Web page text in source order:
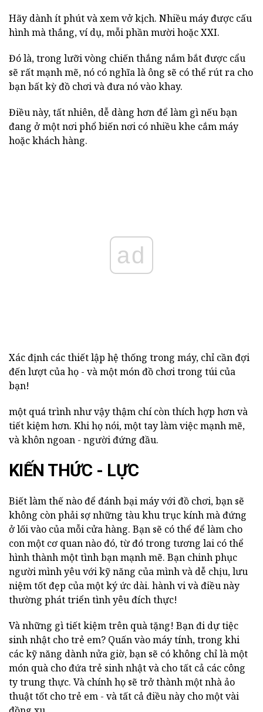
Hãy dành ít phút và xem vở kịch. Nhiều máy được cấu
hình mà thắng, ví dụ, mỗi phần mười hoặc XXI.
Đó là, trong lưỡi vòng chiến thắng nắm bắt được cẩu
sẽ rất mạnh mẽ, nó có nghĩa là ông sẽ có thể rút ra cho
bạn bất kỳ đồ chơi và đưa nó vào khay.
Điều này, tất nhiên, dễ dàng hơn để làm gì nếu bạn
đang ở một nơi phổ biến nơi có nhiều khe cắm máy
hoặc khách hàng.
ad
Xác định các thiết lập hệ thống trong máy, chỉ cần đợi
đến lượt của họ - và một món đồ chơi trong túi của
bạn!
một quá trình như vậy thậm chí còn thích hợp hơn và
tiết kiệm hơn. Khi họ nói, một tay làm việc mạnh mẽ,
và khôn ngoan - người đứng đầu.
KIẾN THỨC - LỰC
Biết làm thế nào để đánh bại máy với đồ chơi, bạn sẽ
không còn phải sợ những tàu khu trục kính mà đứng
ở lối vào của mỗi cửa hàng. Bạn sẽ có thể để làm cho
con một cơ quan nào đó, từ đó trong tương lai có thể
hình thành một tình bạn mạnh mẽ. Bạn chinh phục
người mình yêu với kỹ năng của mình và dễ chịu, lưu
niệm tốt đẹp của một ký ức dài. hành vi và điều này
thường phát triển tình yêu đích thực!
Và những gì tiết kiệm trên quà tặng! Bạn đi dự tiệc
sinh nhật cho trẻ em? Quấn vào máy tính, trong khi
các kỹ năng dành nửa giờ, bạn sẽ có không chỉ là một
món quà cho đứa trẻ sinh nhật và cho tất cả các công
ty trung thực. Và chính họ sẽ trở thành một nhà ảo
thuật tốt cho trẻ em - và tất cả điều này cho một vài